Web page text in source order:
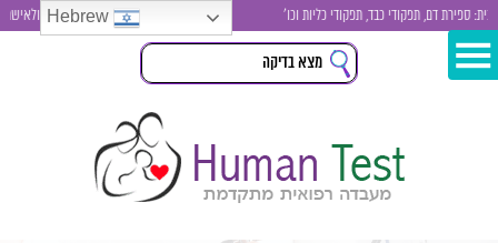
דם, תפקודי כבד, תפקודי כליות וכו' בדיקות סקר לגבר ולאישה ,
Hebrew